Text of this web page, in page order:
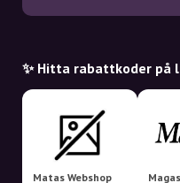
✨ Hitta rabattkoder på
Matas Webshop